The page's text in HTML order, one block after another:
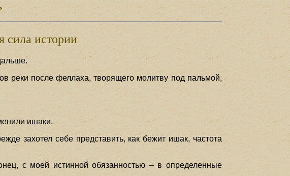
сила истории
реки после феллаха, творящего молитву под пальмой,
ишаки.
захотел себе представить, как бежит ишак, частота
с моей истинной обязанностью – в определенные